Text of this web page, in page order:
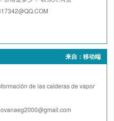
来自：移动端
de las calderas de vapor